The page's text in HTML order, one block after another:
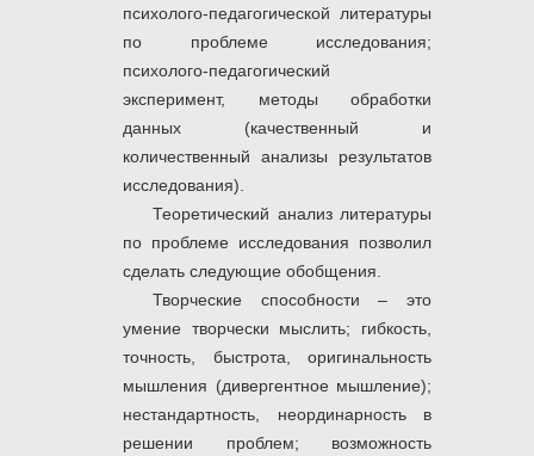
психолого-педагогической литературы
по проблеме исследования;
психолого-педагогический
эксперимент, методы обработки
данных (качественный и
количественный анализы результатов
исследования).
Теоретический анализ литературы
по проблеме исследования позволил
сделать следующие обобщения.
Творческие способности – это
умение творчески мыслить; гибкость,
точность, быстрота, оригинальность
мышления (дивергентное мышление);
нестандартность, неординарность в
решении проблем; возможность